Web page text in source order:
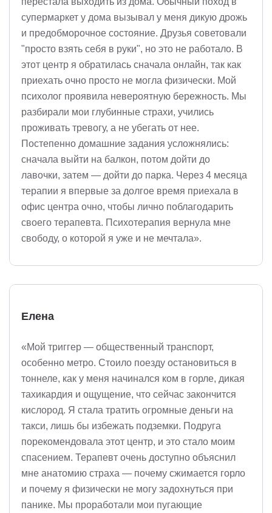
супермаркет у дома вызывал у меня дикую дрожь
и предобморочное состояние. Друзья советовали
"просто взять себя в руки", но это не работало. В
этот центр я обратилась сначала онлайн, так как
приехать очно просто не могла физически. Мой
психолог проявила невероятную бережность. Мы
разбирали мои глубинные страхи, учились
проживать тревогу, а не убегать от нее.
Постепенно домашние задания усложнялись:
сначала выйти на балкон, потом дойти до
лавочки, затем — дойти до парка. Через 4 месяца
терапии я впервые за долгое время приехала в
офис центра очно, чтобы лично поблагодарить
своего терапевта. Психотерапия вернула мне
свободу, о которой я уже и не мечтала».
Елена
«Мой триггер — общественный транспорт,
особенно метро. Стоило поезду остановиться в
тоннеле, как у меня начинался ком в горле, дикая
тахикардия и ощущение, что сейчас закончится
кислород. Я стала тратить огромные деньги на
такси, лишь бы избежать подземки. Подруга
порекомендовала этот центр, и это стало моим
спасением. Терапевт очень доступно объяснил
мне анатомию страха — почему сжимается горло
и почему я физически не могу задохнуться при
панике. Мы проработали мои пугающие